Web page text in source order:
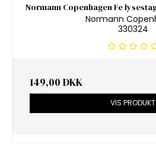
Normann Copenhagen Fe
Normann
330324
149,00 DKK
VIS PRODUKT